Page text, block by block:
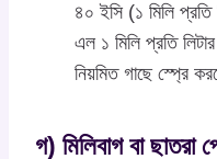
৪০ ইসি (১ মিলি
এল ১ মিলি প্রতি
নিয়মিত গাছে স্প্রে
গ) মিলিবাগ বা ছাতরা